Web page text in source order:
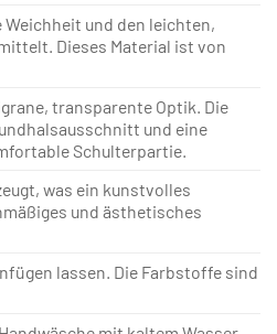
und den leichten,
Dieses Material ist von
transparente Optik. Die
und eine
Schulterpartie.
was ein kunstvolles
und ästhetisches
lassen. Die Farbstoffe sind